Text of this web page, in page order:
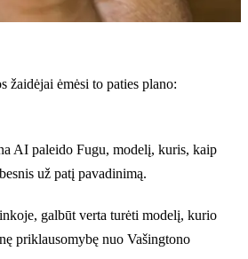
ėmėsi to paties plano:
AI paleido Fugu, modelį, kuris, kaip
už patį pavadinimą.
galbūt verta turėti modelį, kurio
priklausomybę nuo Vašingtono